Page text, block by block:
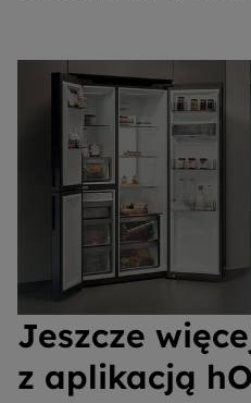
Jeszcze
z aplikacją